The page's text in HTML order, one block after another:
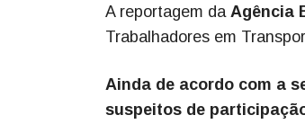
A reportagem da Agência
Trabalhadores em
Ainda de acordo com a
suspeitos de